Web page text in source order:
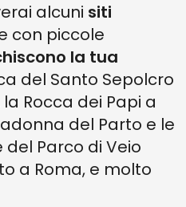
alcuni siti
con piccole
la tua
del Santo Sepolcro
Rocca dei Papi a
del Parto e le
Parco di Veio
a Roma, e molto